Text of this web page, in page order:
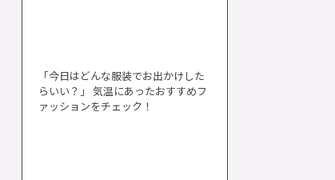
「今日はどんな服装でお出かけした
らいい？」 気温にあったおすすめフ
ァッションをチェック！